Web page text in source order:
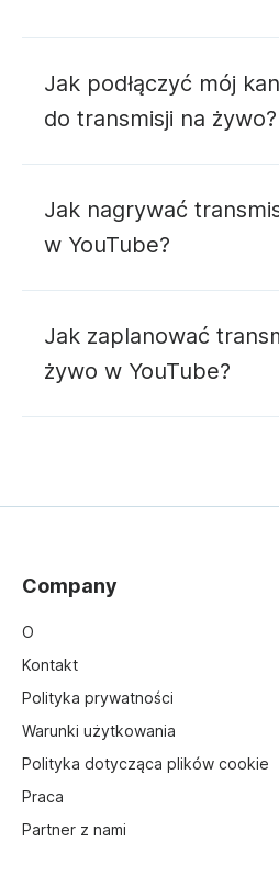
Jak podłączyć mój
do transmisji na żywo?
podłączania
Jak nagrywać
w YouTube?
Jak zaplanować
żywo w YouTube?
Company
O
Kontakt
Polityka prywatności
Warunki użytkowania
Polityka dotycząca plików cookie
Praca
Partner z nami